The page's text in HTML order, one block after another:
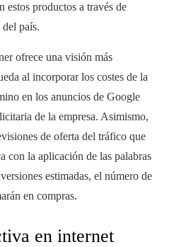
estos productos a través de
país.
ofrece una visión más
al incorporar los costes de la
en los anuncios de Google
de la empresa. Asimismo,
de oferta del tráfico que
con la aplicación de las palabras
estimadas, el número de
en compras.
en internet